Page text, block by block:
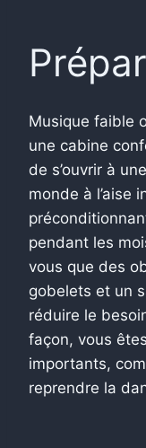
Musique faible
une cabine
de s’ouvrir à
monde à l’aise
pendant les
vous que des
gobelets et un
réduire le
façon, vous
importants,
reprendre la